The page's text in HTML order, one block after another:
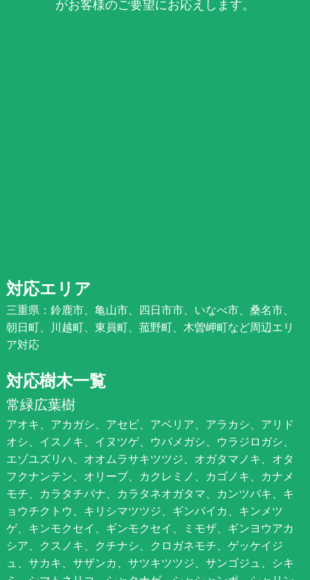
がお客様のご要望にお応えします。
対応エリア
三重県：鈴鹿市、亀山市、四日市市、いなべ市、桑名市、
朝日町、川越町、東員町、菰野町、木曽岬町など周辺エリ
ア対応
対応樹木一覧
常緑広葉樹
アオキ、アカガシ、アセビ、アベリア、アラカシ、アリド
オシ、イスノキ、イヌツゲ、ウバメガシ、ウラジロガシ、
エゾユズリハ、オオムラサキツツジ、オガタマノキ、オタ
フクナンテン、オリーブ、カクレミノ、カゴノキ、カナメ
モチ、カラタチバナ、カラタネオガタマ、カンツバキ、キ
ョウチクトウ、キリシマツツジ、ギンバイカ、キンメツ
ゲ、キンモクセイ、ギンモクセイ、ミモザ、ギンヨウアカ
シア、クスノキ、クチナシ、クロガネモチ、ゲッケイジ
ュ、サカキ、サザンカ、サツキツツジ、サンゴジュ、シキ